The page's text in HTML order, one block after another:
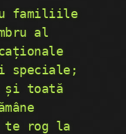
familiile
al
speciale;
toată
te rog la